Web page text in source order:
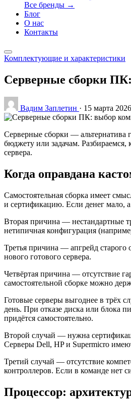
Все бренды →
Блог
О нас
Контакты
Комплектующие и характеристики
Серверные сборки
Вадим Заплетин · 15 марта 2026
Серверные сборки — альтернатива
бюджету или задачам. Разбираемся,
сервера.
Когда оправдана
Самостоятельная сборка имеет
и сертификацию. Если денег мало,
Вторая причина — нестандартные
нетипичная конфигурация
Третья причина — апгрейд старого
нового готового сервера.
Четвёртая причина — отсутствие
самостоятельной сборке можно
Готовые серверы выгоднее в трёх
день. При отказе диска или блока
придётся самостоятельно.
Второй случай — нужна
Серверы Dell, HP и Supermicro
Третий случай — отсутствие
контроллеров. Если в команде нет
Процессор: